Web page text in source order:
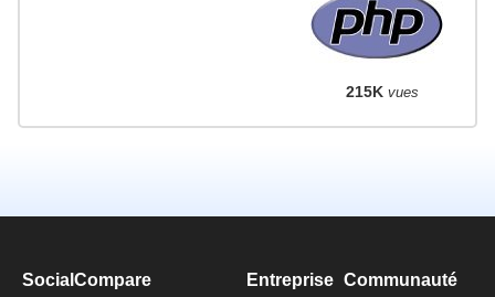
215K vues
SocialCompare Entreprise Communauté